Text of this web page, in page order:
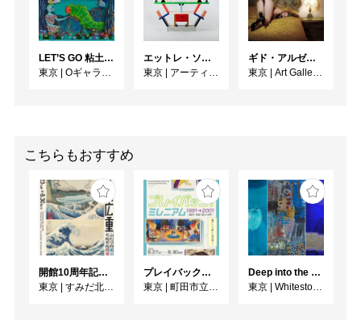
LET’S GO 粘土（クレイ）ジ−
東京
Oギャラリー
エットレ・ソットサス —魔法がはじまるとき、デザインは生まれる
東京
アーティゾン美術館
ギド・アルゼンチーニ写真展 『女性的宇宙』
東京
Art Gallery M84
こちらもおすすめ
開館10周年記念 「北斎 広重 ふたりの富士、それぞれの富士」
東京
すみだ北斎美術館
プレイバック！ミレニアム1991→2001 版画が／版画で越えた境界
東京
町田市立国際版画美術館
Deep into the Blue―蒼の深層へ：木梨アイネ、名坂千吉郎、猪熊克芳
東京
Whitestone Gallery